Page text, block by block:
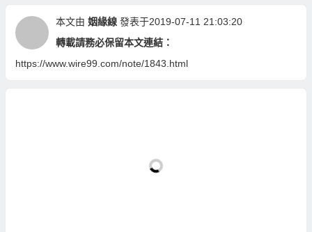
本文由 姻緣線 發表于2019-07-11 21:03:20
轉載請務必保留本文連結：
https://www.wire99.com/note/1843.html